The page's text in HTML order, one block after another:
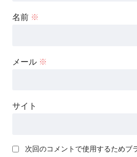
名前 ※
メール ※
サイト
次回のコメントで使用するためブ